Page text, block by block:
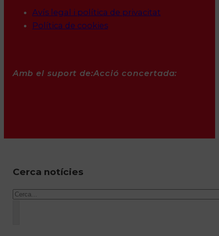
Avís legal i política de privacitat
Política de cookies
Amb el suport de:Acció concertada:
Cerca notícies
Cercar